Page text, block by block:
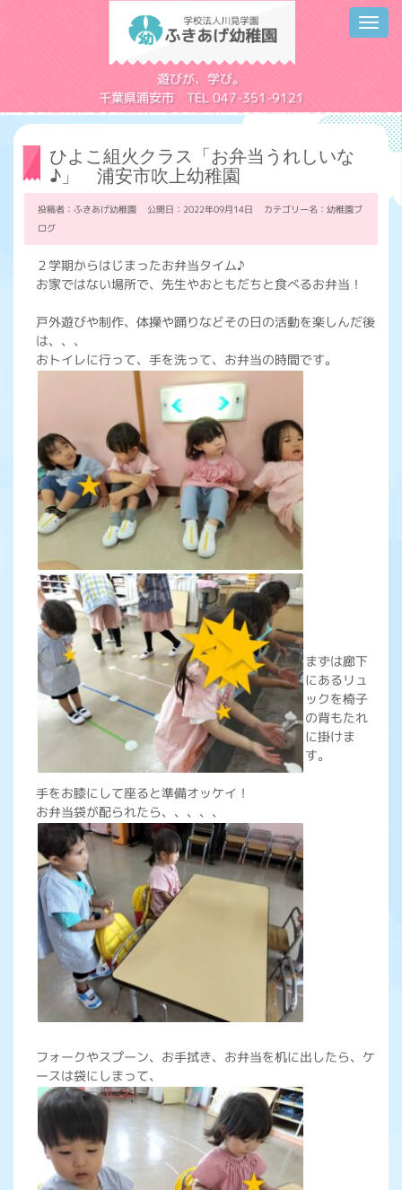
遊びが、学び。
千葉県浦安市 TEL 047-351-9121
ひよこ組火クラス「お弁当うれしいな
♪」 浦安市吹上幼稚園
投稿者：ふきあげ幼稚園 公開日：2022年09月14日 カテゴリー名： 幼稚園ブ
ログ
２学期からはじまったお弁当タイム♪
お家ではない場所で、先生やおともだちと食べるお弁当！
戸外遊びや制作、体操や踊りなどその日の活動を楽しんだ後
は、、、
おトイレに行って、手を洗って、お弁当の時間です。
まずは廊下
にあるリュ
ックを椅子
の背もたれ
に掛けま
す。
手をお膝にして座ると準備オッケイ！
お弁当袋が配られたら、、、、、
フォークやスプーン、お手拭き、お弁当を机に出したら、ケ
ースは袋にしまって、